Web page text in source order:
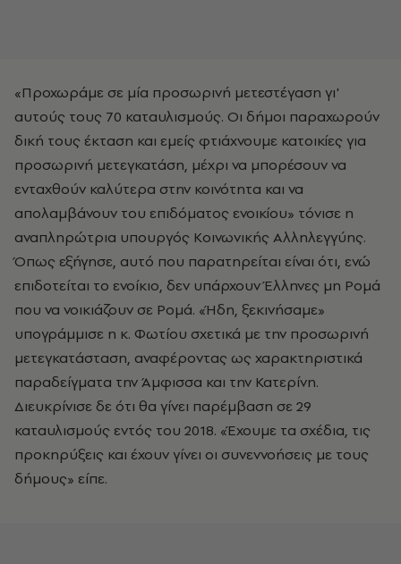
«Προχωράμε σε μία προσωρινή μετεστέγαση γι'
αυτούς τους 70 καταυλισμούς. Οι δήμοι παραχωρούν
δική τους έκταση και εμείς φτιάχνουμε κατοικίες για
προσωρινή μετεγκατάση, μέχρι να μπορέσουν να
ενταχθούν καλύτερα στην κοινότητα και να
απολαμβάνουν του επιδόματος ενοικίου» τόνισε η
αναπληρώτρια υπουργός Κοινωνικής Αλληλεγγύης.
Όπως εξήγησε, αυτό που παρατηρείται είναι ότι, ενώ
επιδοτείται το ενοίκιο, δεν υπάρχουν Έλληνες μη Ρομά
που να νοικιάζουν σε Ρομά. «Ήδη, ξεκινήσαμε»
υπογράμμισε η κ. Φωτίου σχετικά με την προσωρινή
μετεγκατάσταση, αναφέροντας ως χαρακτηριστικά
παραδείγματα την Άμφισσα και την Κατερίνη.
Διευκρίνισε δε ότι θα γίνει παρέμβαση σε 29
καταυλισμούς εντός του 2018. «Έχουμε τα σχέδια, τις
προκηρύξεις και έχουν γίνει οι συνεννοήσεις με τους
δήμους» είπε.